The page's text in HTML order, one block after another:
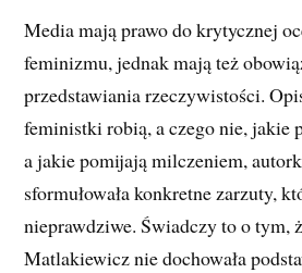
Media mają prawo do krytycznej
feminizmu, jednak mają też
przedstawiania rzeczywistości.
feministki robią, a czego nie, jakie
a jakie pomijają milczeniem,
sformułowała konkretne zarzuty,
nieprawdziwe. Świadczy to o tym,
Matlakiewicz nie dochowała